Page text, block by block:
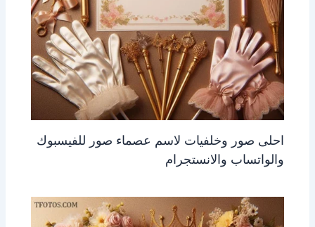
احلى صور وخلفيات لاسم عصماء صور للفيسبوك
والواتساب والانستجرام